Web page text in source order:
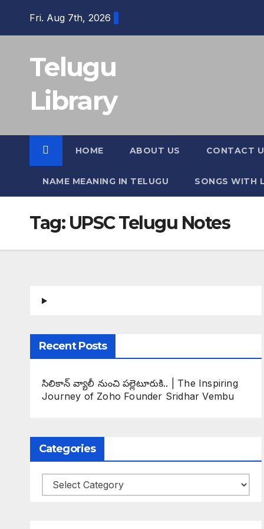
Fri. Aug 7th, 2026
Telugu
Library
HOME ABOUT US CONTACT
NAME MEANING IN TELUGU SONGS WITH
Tag: UPSC Telugu Notes
Recent Posts
సిలికాన్ వ్యాలీ నుంచి పల్లెటూరుకి.. | The Inspiring
Journey of Zoho Founder Sridhar Vembu
Categories
Categories